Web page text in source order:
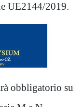
UE2144/2019.
obbligatorio su